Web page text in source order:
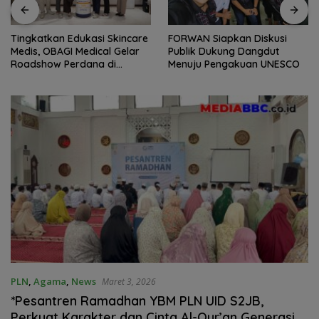
Tingkatkan Edukasi Skincare
Medis, OBAGI Medical Gelar
Roadshow Perdana di
FORWAN Siapkan Diskusi
Publik Dukung Dangdut
Menuju Pengakuan UNESCO
PLN, Agama, News Maret 3, 2026
*Pesantren Ramadhan YBM PLN UID S2JB,